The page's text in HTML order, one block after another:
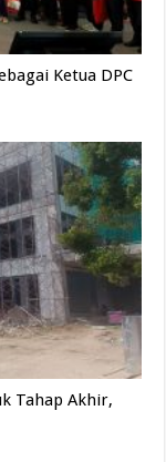
Ketua DPC
Tahap Akhir,